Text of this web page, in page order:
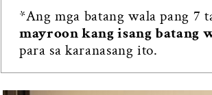
*Ang mga batang wala pang 7
mayroon kang isang batang
para sa karanasang ito.